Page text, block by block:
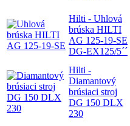
Hilti - Uhlová
brúska HILTI
AG 125-19-SE
DG-EX125/5´´
Hilti -
Diamantový
brúsiaci stroj
DG 150 DLX
230